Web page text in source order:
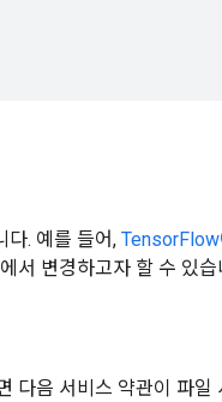
다. 예를 들어,
서 변경하고자 할 수 있습
다음 서비스 약관이 파일